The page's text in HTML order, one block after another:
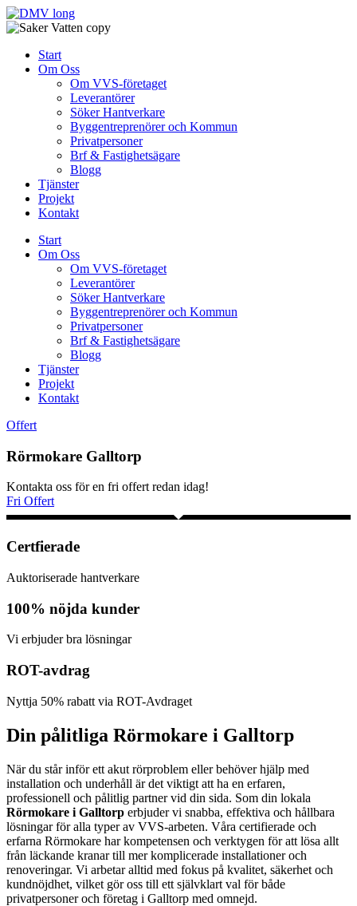
Skip
to
Start
Om Oss
Om VVS-företaget
Leverantörer
Söker Hantverkare
Byggentreprenörer och Kommun
Privatpersoner
Brf & Fastighetsägare
Blogg
Tjänster
Projekt
Kontakt
Start
Om Oss
Om VVS-företaget
Leverantörer
Söker Hantverkare
Byggentreprenörer och Kommun
Privatpersoner
Brf & Fastighetsägare
Blogg
Tjänster
Projekt
Kontakt
Offert
Rörmokare Galltorp
Kontakta oss för en fri offert redan idag!
Fri Offert
Certfierade
Auktoriserade hantverkare
100% nöjda kunder
Vi erbjuder bra lösningar
ROT-avdrag
Nyttja 50% rabatt via ROT-Avdraget
Din pålitliga Rörmokare i Galltorp
När du står inför ett akut rörproblem eller behöver hjälp med
installation och underhåll är det viktigt att ha en erfaren,
professionell och pålitlig partner vid din sida. Som din lokala
Rörmokare i Galltorp erbjuder vi snabba, effektiva och hållbara
lösningar för alla typer av VVS-arbeten. Våra certifierade och
erfarna Rörmokare har kompetensen och verktygen för att lösa allt
från läckande kranar till mer komplicerade installationer och
renoveringar. Vi arbetar alltid med fokus på kvalitet, säkerhet och
kundnöjdhet, vilket gör oss till ett självklart val för både
privatpersoner och företag i Galltorp med omnejd.